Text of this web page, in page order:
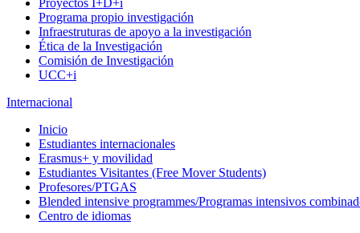
Proyectos I+D+i
Programa propio investigación
Infraestruturas de apoyo a la investigación
Ética de la Investigación
Comisión de Investigación
UCC+i
Internacional
Inicio
Estudiantes internacionales
Erasmus+ y movilidad
Estudiantes Visitantes (Free Mover Students)
Profesores/PTGAS
Blended intensive programmes/Programas intensivos
Centro de idiomas